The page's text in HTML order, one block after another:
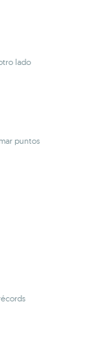
lado
puntos